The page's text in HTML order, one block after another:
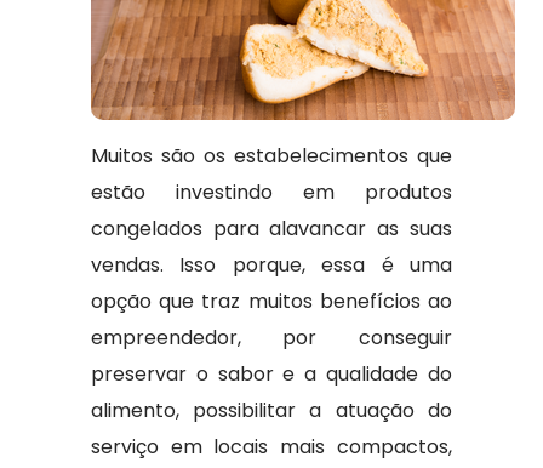
Muitos são os estabelecimentos que
estão investindo em produtos
congelados para alavancar as suas
vendas. Isso porque, essa é uma
opção que traz muitos benefícios ao
empreendedor, por conseguir
preservar o sabor e a qualidade do
alimento, possibilitar a atuação do
serviço em locais mais compactos,